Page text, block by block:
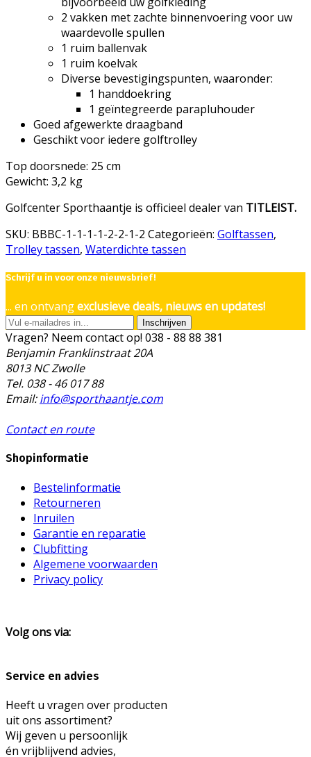
2 vakken met zachte binnenvoering voor uw
waardevolle spullen
1 ruim ballenvak
1 ruim koelvak
Diverse bevestigingspunten, waaronder:
1 handdoekring
1 geïntegreerde parapluhouder
Goed afgewerkte draagband
Geschikt voor iedere golftrolley
Top doorsnede: 25 cm
Gewicht: 3,2 kg
Golfcenter Sporthaantje is officieel dealer van TITLEIST.
SKU: BBBC-1-1-1-1-2-2-1-2 Categorieën: Golftassen,
Trolley tassen, Waterdichte tassen
Schrijf u in voor onze nieuwsbrief!
... en ontvangexclusieve deals, nieuws en updates!
Inschrijven
Vragen? Neem contact op! 038 - 88 88 381
Benjamin Franklinstraat 20A
8013 NC Zwolle
Tel. 038 - 46 017 88
Email:info@sporthaantje.com
Contact en route
Shopinformatie
Bestelinformatie
Retourneren
Inruilen
Garantie en reparatie
Clubfitting
Algemene voorwaarden
Privacy policy
Volg ons via:
Service en advies
Heeft u vragen over producten
uit ons assortiment?
Wij geven u persoonlijk
én vrijblijvend advies,